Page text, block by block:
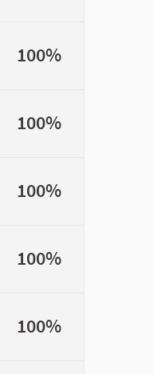
100%
100%
100%
100%
100%